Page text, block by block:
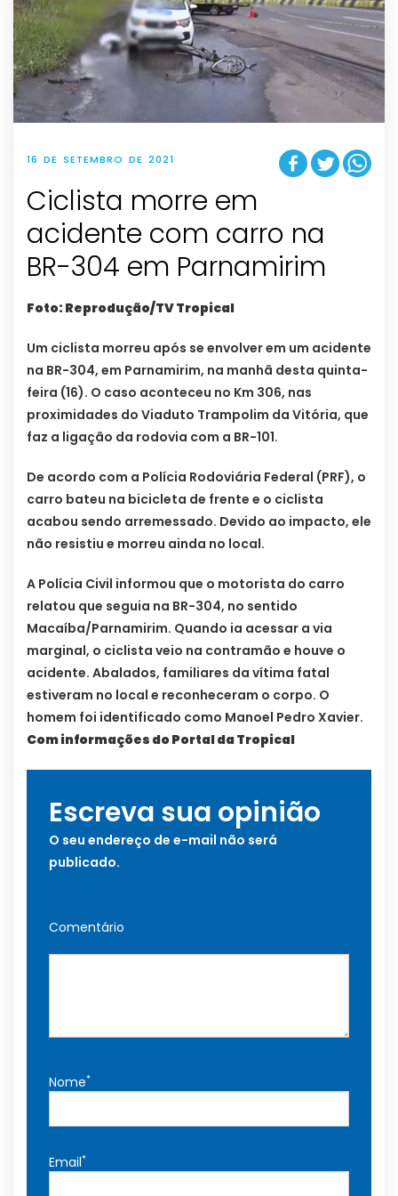
16 DE SETEMBRO DE 2021
Ciclista morre em
acidente com carro na
BR-304 em Parnamirim
Foto: Reprodução/TV Tropical
Um ciclista morreu após se envolver em um acidente
na BR-304, em Parnamirim, na manhã desta quinta-
feira (16). O caso aconteceu no Km 306, nas
proximidades do Viaduto Trampolim da Vitória, que
faz a ligação da rodovia com a BR-101.
De acordo com a Polícia Rodoviária Federal (PRF), o
carro bateu na bicicleta de frente e o ciclista
acabou sendo arremessado. Devido ao impacto, ele
não resistiu e morreu ainda no local.
A Polícia Civil informou que o motorista do carro
relatou que seguia na BR-304, no sentido
Macaíba/Parnamirim. Quando ia acessar a via
marginal, o ciclista veio na contramão e houve o
acidente. Abalados, familiares da vítima fatal
estiveram no local e reconheceram o corpo. O
homem foi identificado como Manoel Pedro Xavier.
Com informações do Portal da Tropical
Escreva sua opinião
O seu endereço de e-mail não será
publicado.
Comentário
Nome*
Email*